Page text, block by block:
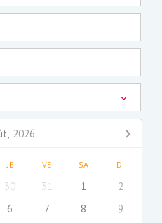
2026
JE VE SA DI
30 31 1
2
6 7 8
9